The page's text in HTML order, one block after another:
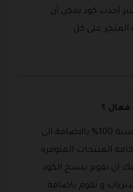
أحدث كود يمكن أن
على كل
؟
نعم كود الخصم فعال بنسبة 100% بالاضافة الى
المنتجات المتوفرة
ان تقوم بنسخ الكود
و تقوم باضافة